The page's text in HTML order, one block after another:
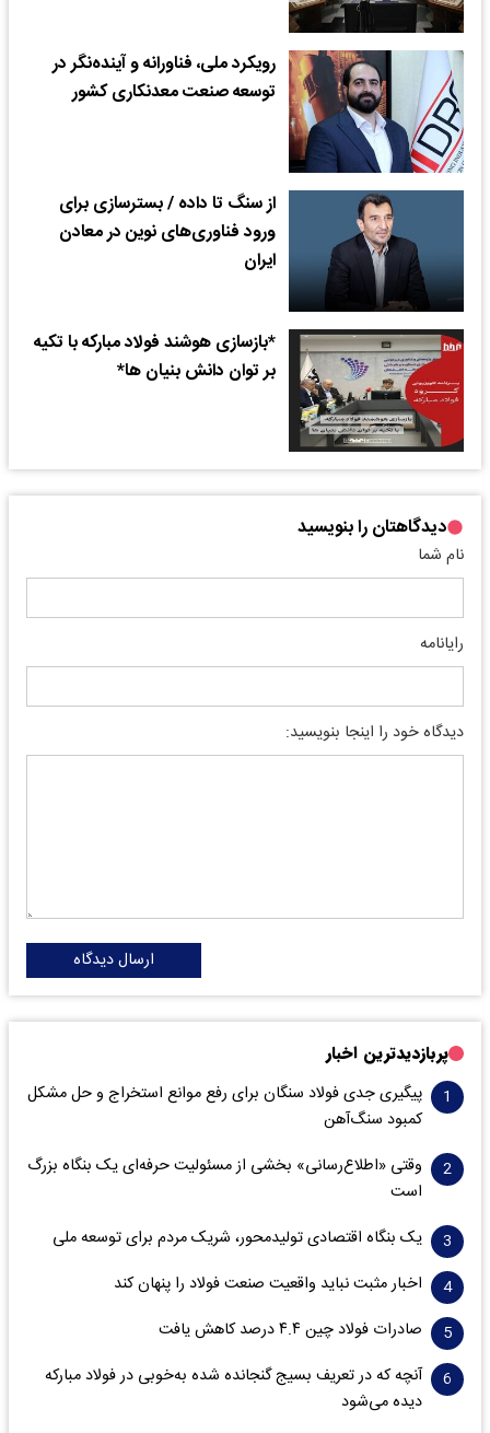
رویکرد ملی، فناورانه و آینده‌نگر در
توسعه صنعت معدنکاری کشور
از سنگ تا داده / بسترسازی برای
ورود فناوری‌های نوین در معادن
ایران
*بازسازی هوشند فولاد مبارکه با تکیه
بر توان دانش بنیان ها*
دیدگاهتان را بنویسید
نام شما
رایانامه
دیدگاه خود را اینجا بنویسید:
ارسال دیدگاه
پربازدیدترین اخبار
پیگیری جدی فولاد سنگان برای رفع موانع استخراج و حل مشکل
کمبود سنگ‌آهن
وقتی «اطلاع‌رسانی» بخشی از مسئولیت حرفه‌ای یک بنگاه بزرگ
است
یک بنگاه اقتصادی تولیدمحور، شریک مردم برای توسعه ملی
اخبار مثبت نباید واقعیت صنعت فولاد را پنهان کند
صادرات فولاد چین ۴.۴ درصد کاهش یافت
آنچه که در تعریف بسیج گنجانده شده به‌خوبی در فولاد مبارکه
دیده می‌شود